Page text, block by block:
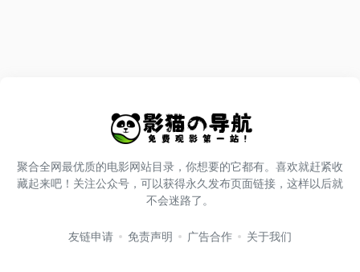
聚合全网最优质的电影网站目录，你想要的它都有。喜欢就赶紧收
藏起来吧！关注公众号，可以获得永久发布页面链接，这样以后就
不会迷路了。
友链申请 免责声明 广告合作 关于我们